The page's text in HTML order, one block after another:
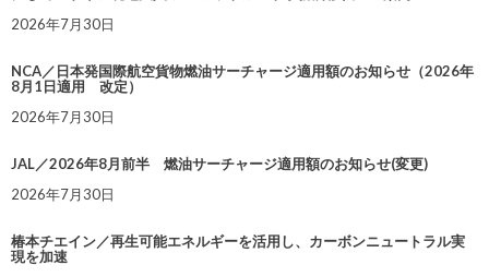
2026年7月30日
NCA／日本発国際航空貨物燃油サーチャージ適用額のお知らせ（2026年
8月1日適用 改定）
2026年7月30日
JAL／2026年8月前半 燃油サーチャージ適用額のお知らせ(変更)
2026年7月30日
椿本チエイン／再生可能エネルギーを活用し、カーボンニュートラル実
現を加速